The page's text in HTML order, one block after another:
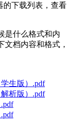
的下载列表，查看
是什么格式和内
档内容和格式，
生版）.pdf
析版）.pdf